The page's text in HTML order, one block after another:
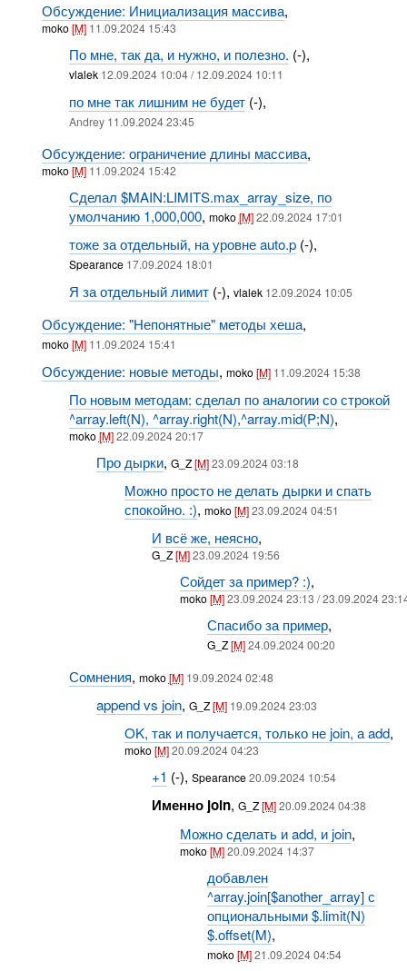
Обсуждение: Инициализация массива,
moko[M] 11.09.2024 15:43
По мне, так да, и нужно, и полезно. (-),
vlalek 12.09.2024 10:04 / 12.09.2024 10:11
по мне так лишним не будет(-),
Andrey 11.09.2024 23:45
Обсуждение: ограничение длины массива,
moko[M] 11.09.2024 15:42
Сделал $MAIN:LIMITS.max_array_size, по
умолчанию 1,000,000, moko[M]22.09.2024 17:01
тоже за отдельный, на уровне auto.p(-),
Spearance 17.09.2024 18:01
Я за отдельный лимит(-), vlalek 12.09.2024 10:05
Обсуждение: "Непонятные" методы хеша,
moko[M] 11.09.2024 15:41
Обсуждение: новые методы, moko[M] 11.09.2024 15:38
По новым методам: сделал по аналогии со строкой
^array.left(N), ^array.right(N),^array.mid(P;N),
moko[M]22.09.2024 20:17
Про дырки,G_Z[M]23.09.2024 03:18
Можно просто не делать дырки и спать
спокойно. :), moko[M]23.09.2024 04:51
И всё же, неясно,
G_Z[M]23.09.2024 19:56
Сойдет за пример? :),
moko[M] 23.09.2024 23:13 / 23.09.2024
Спасибо за пример,
G_Z[M]24.09.2024 00:20
Сомнения, moko[M] 19.09.2024 02:48
append vs join,G_Z[M] 19.09.2024 23:03
OK, так и получается, только не join, а add,
moko[M]20.09.2024 04:23
+1 (-),Spearance20.09.2024 10:54
Именно join,G_Z[M]20.09.2024 04:38
Можно сделать и add, и join,
moko[M] 20.09.2024 14:37
добавлен
^array.join[$another_array] с
опциональными $.limit(N)
$.offset(M),
moko[M]21.09.2024 04:54